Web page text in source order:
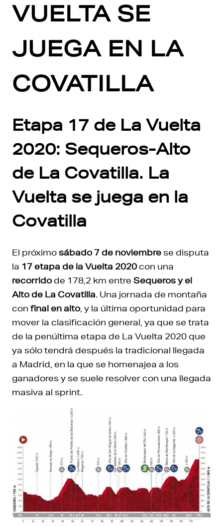
VUELTA SE
JUEGA EN LA
COVATILLA
Etapa 17 de La Vuelta
2020: Sequeros-Alto
de La Covatilla. La
Vuelta se juega en la
Covatilla
El próximosábado 7 de noviembre se disputa
la 17 etapa de la Vuelta 2020con una
recorridode 178,2 km entre Sequeros y el
Alto de La Covatilla. Una jornada de montaña
con final en alto , y la última oportunidad para
mover la clasificación general, ya que se trata
de la penúltima etapa de La Vuelta 2020 que
ya sólo tendrá después la tradicional llegada
a Madrid, en la que se homenajea a los
ganadores y se suele resolver con una llegada
masiva al sprint.